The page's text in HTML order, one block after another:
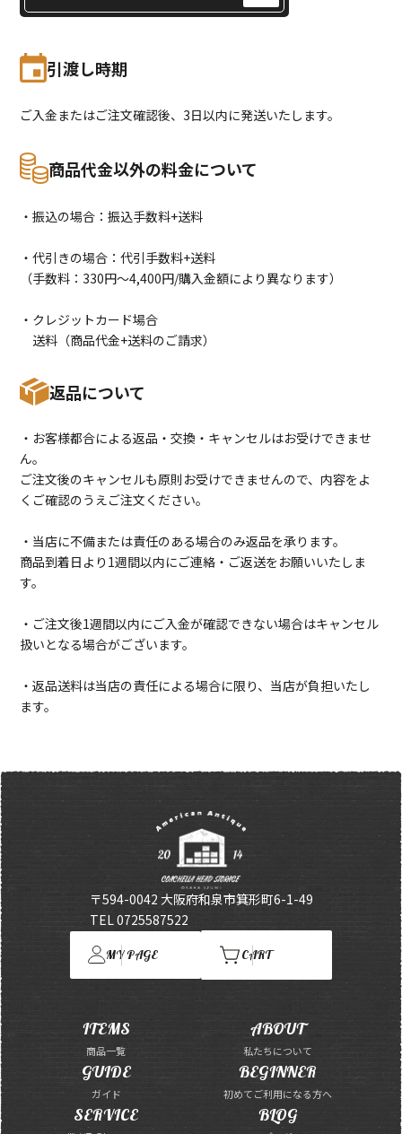
引渡し時期
ご入金またはご注文確認後、3日以内に発送いたします。
商品代金以外の料金について
・振込の場合：振込手数料+送料
・代引きの場合：代引手数料+送料
（手数料：330円〜4,400円/購入金額により異なります）
・クレジットカード場合
送料（商品代金+送料のご請求）
返品について
・お客様都合による返品・交換・キャンセルはお受けできませ
ん。
ご注文後のキャンセルも原則お受けできませんので、内容をよ
くご確認のうえご注文ください。
・当店に不備または責任のある場合のみ返品を承ります。
商品到着日より1週間以内にご連絡・ご返送をお願いいたしま
す。
・ご注文後1週間以内にご入金が確認できない場合はキャンセル
扱いとなる場合がございます。
・返品送料は当店の責任による場合に限り、当店が負担いたし
ます。
〒594-0042 大阪府和泉市箕形町6-1-49
TEL 0725587522
MY PAGE CART
ITEMS
商品一覧
ABOUT
私たちについて
GUIDE
ガイド
BEGINNER
初めてご利用になる方へ
SERVICE BLOG